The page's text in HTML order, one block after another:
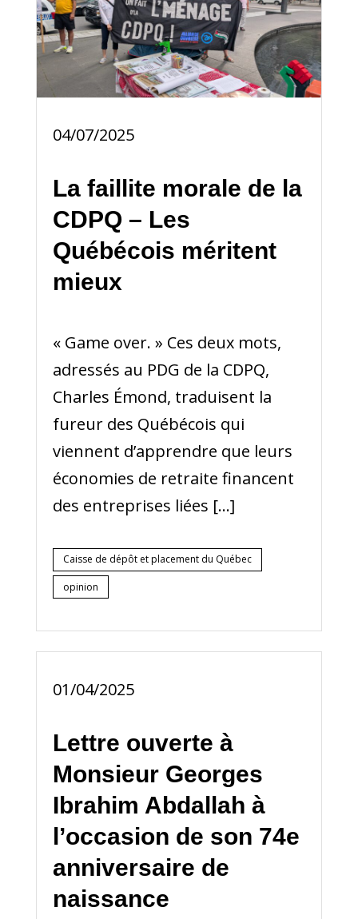
04/07/2025
La faillite morale de la
CDPQ – Les
Québécois méritent
mieux
« Game over. » Ces deux mots,
adressés au PDG de la CDPQ,
Charles Émond, traduisent la
fureur des Québécois qui
viennent d’apprendre que leurs
économies de retraite financent
des entreprises liées […]
Caisse de dépôt et placement du Québec
opinion
01/04/2025
Lettre ouverte à
Monsieur Georges
Ibrahim Abdallah à
l’occasion de son 74e
anniversaire de
naissance